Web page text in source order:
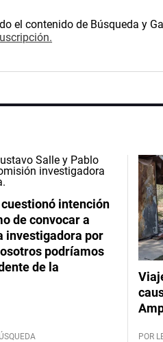
el contenido de Búsqueda y
intención
de convocar a
investigadora por
podríamos
de la
POR